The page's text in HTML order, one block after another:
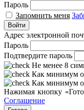
Пароль
Запомнить меня
Войти
Адрес электронной
Пароль
Подтвердите пароль
Не менее 8
Как минимум
Как минимум
Нажимая кнопку
Соглашение